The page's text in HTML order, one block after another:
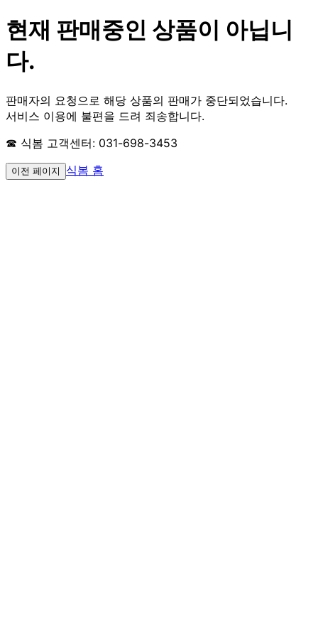
현재 판매중인 상품이 아닙니
다.
판매자의 요청으로 해당 상품의 판매가 중단되었습니다.
서비스 이용에 불편을 드려 죄송합니다.
☎ 식봄 고객센터: 031-698-3453
이전 페이지 식봄 홈